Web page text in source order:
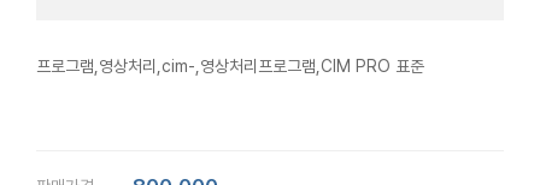
프로그램,영상처리,cim-,영상처리프로그램,CIM PRO 표준